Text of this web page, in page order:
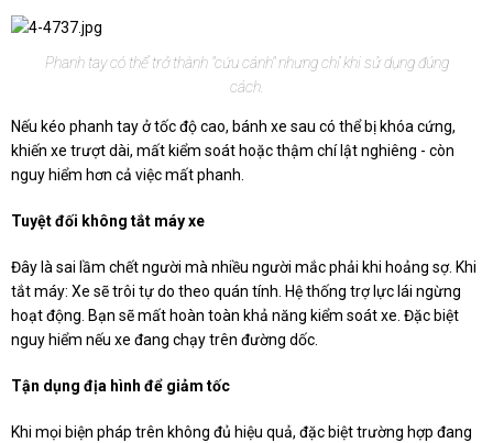
Phanh tay có thể trở thành "cứu cánh" nhưng chỉ khi sử dụng đúng
cách.
Nếu kéo phanh tay ở tốc độ cao, bánh xe sau có thể bị khóa cứng,
khiến xe trượt dài, mất kiểm soát hoặc thậm chí lật nghiêng - còn
nguy hiểm hơn cả việc mất phanh.
Tuyệt đối không tắt máy xe
Đây là sai lầm chết người mà nhiều người mắc phải khi hoảng sợ. Khi
tắt máy: Xe sẽ trôi tự do theo quán tính. Hệ thống trợ lực lái ngừng
hoạt động. Bạn sẽ mất hoàn toàn khả năng kiểm soát xe. Đặc biệt
nguy hiểm nếu xe đang chạy trên đường dốc.
Tận dụng địa hình để giảm tốc
Khi mọi biện pháp trên không đủ hiệu quả, đặc biệt trường hợp đang